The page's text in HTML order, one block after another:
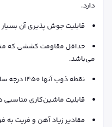
دارد.
قابلیت جوش پذیری آن
می‌باشد.
نقطه ذوب آنها 1450 درجه سانتی‌گراد می‌باشد.
قابلیت ماشین‌کاری مناسبی
مقادیر زیاد آهن و فریت به